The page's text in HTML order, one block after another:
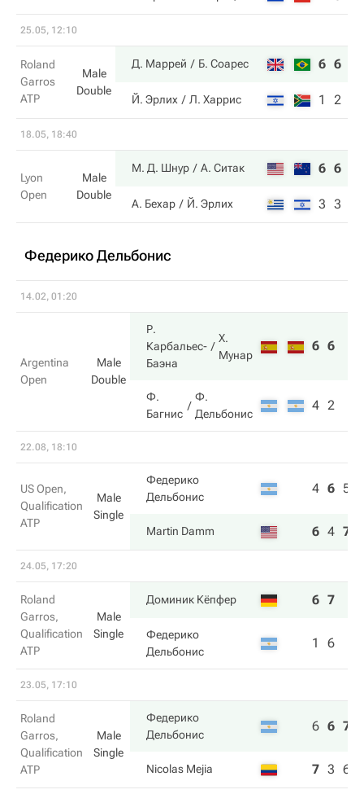
25.05, 12:10
Roland
Garros
ATP
Male
Double
Д. Маррей Б. Соарес 6 6
Й. Эрлих Л. Харрис 1 2
18.05, 18:40
Lyon
Open
Male
Double
М. Д. Шнур А. Ситак 6 6
А. Бехар Й. Эрлих 3 3
Федерико Дельбонис
14.02, 01:20
Argentina
Open
Male
Double
Р.
Карбальес-
Баэна
Х.
Мунар
6 6
Ф.
Багнис
Ф.
Дельбонис
4 2
22.08, 18:10
US Open,
Qualification
ATP
Male
Single
Федерико
Дельбонис
4 6 5
Martin Damm 6 4 7
24.05, 17:20
Roland
Garros,
Qualification
ATP
Male
Single
Доминик Кёпфер 6 7
Федерико
Дельбонис
1 6
23.05, 17:10
Roland
Garros,
Qualification
ATP
Male
Single
Федерико
Дельбонис
6 6 7
Nicolas Mejia 7 3 6